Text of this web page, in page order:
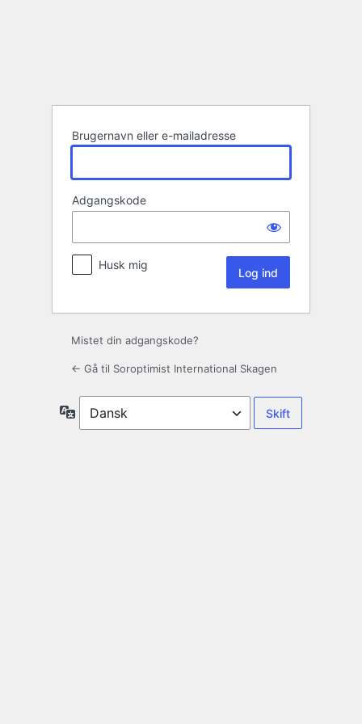
Brugernavn eller e-mailadresse
Adgangskode
Husk mig
Mistet din adgangskode?
← Gå til Soroptimist International Skagen
Sprog